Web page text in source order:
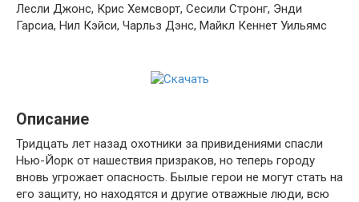
Лесли Джонс, Крис Хемсворт, Сесили Стронг, Энди
Гарсиа, Нил Кэйси, Чарльз Дэнс, Майкл Кеннет Уильямс
Описание
Тридцать лет назад охотники за привидениями спасли
Нью-Йорк от нашествия призраков, но теперь городу
вновь угрожает опасность. Былые герои не могут стать на
его защиту, но находятся и другие отважные люди, всю